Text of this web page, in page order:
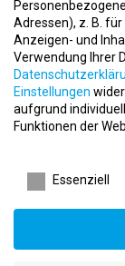
täglichen
Warum AVIVA
Möglichkeiten
Teamgeist:Ein
Adressen), z. B.
Anzeigen- und
Verwendung Ihrer
Einstellungen
aufgrund
Funktionen der
Essenziell